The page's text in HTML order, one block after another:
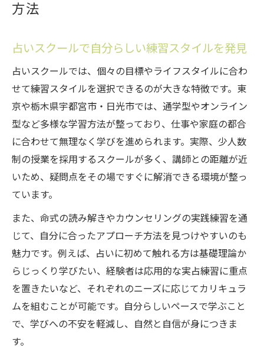
方法
占いスクールで自分らしい練習スタイルを発見
占いスクールでは、個々の目標やライフスタイルに合わ
せて練習スタイルを選択できるのが大きな特徴です。東
京や栃木県宇都宮市・日光市では、通学型やオンライン
型など多様な学習方法が整っており、仕事や家庭の都合
に合わせて無理なく学びを進められます。実際、少人数
制の授業を採用するスクールが多く、講師との距離が近
いため、疑問点をその場ですぐに解消できる環境が整っ
ています。
また、命式の読み解きやカウンセリングの実践練習を通
じて、自分に合ったアプローチ方法を見つけやすいのも
魅力です。例えば、占いに初めて触れる方は基礎理論か
らじっくり学びたい、経験者は応用的な実占練習に重点
を置きたいなど、それぞれのニーズに応じてカリキュラ
ムを組むことが可能です。自分らしいペースで学ぶこと
で、学びへの不安を軽減し、自然と自信が身につきま
す。